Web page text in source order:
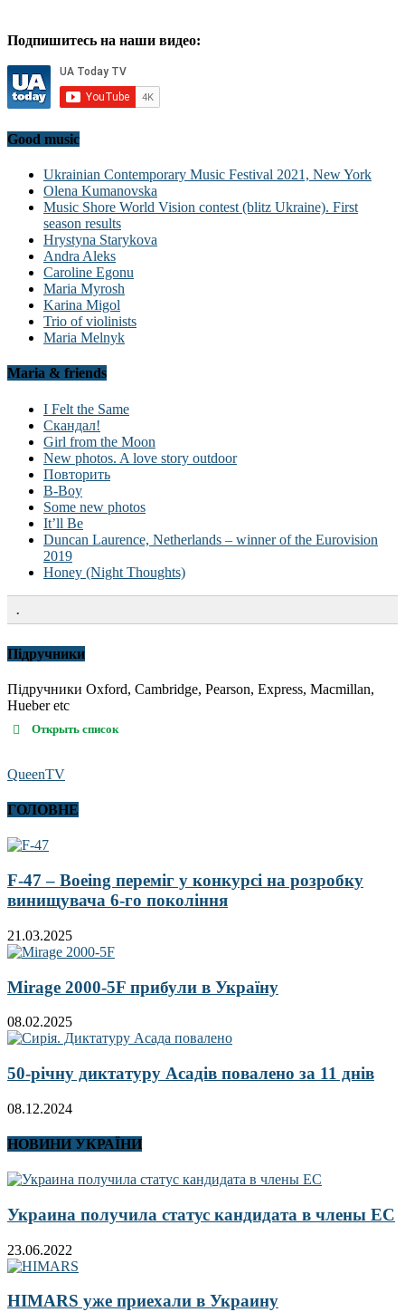
Подпишитесь на наши видео:
Good music
Ukrainian Contemporary Music Festival 2021, New York
Olena Kumanovska
Music Shore World Vision contest (blitz Ukraine). First
season results
Hrystyna Starykova
Andra Aleks
Caroline Egonu
Maria Myrosh
Karina Migol
Trio of violinists
Maria Melnyk
Maria & friends
I Felt the Same
Скандал!
Girl from the Moon
New photos. A love story outdoor
Повторить
B-Boy
Some new photos
It’ll Be
Duncan Laurence, Netherlands – winner of the Eurovision
2019
Honey (Night Thoughts)
.
Підручники
Підручники Oxford, Cambridge, Pearson, Express, Macmillan,
Hueber etc
Открыть список
QueenTV
ГОЛОВНЕ
F-47 – Boeing переміг у конкурсі на розробку
винищувача 6-го покоління
21.03.2025
Mirage 2000-5F прибули в Україну
08.02.2025
50-річну диктатуру Асадів повалено за 11 днів
08.12.2024
НОВИНИ УКРАЇНИ
Украина получила статус кандидата в члены ЕС
23.06.2022
HIMARS уже приехали в Украину